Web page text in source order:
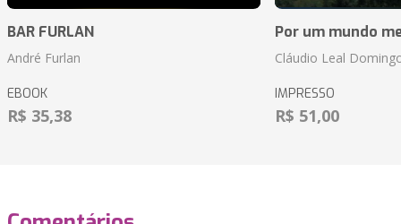
BAR FURLAN
André Furlan
EBOOK
R$ 35,38
Por um mundo
Cláudio Leal
IMPRESSO
R$ 51,00